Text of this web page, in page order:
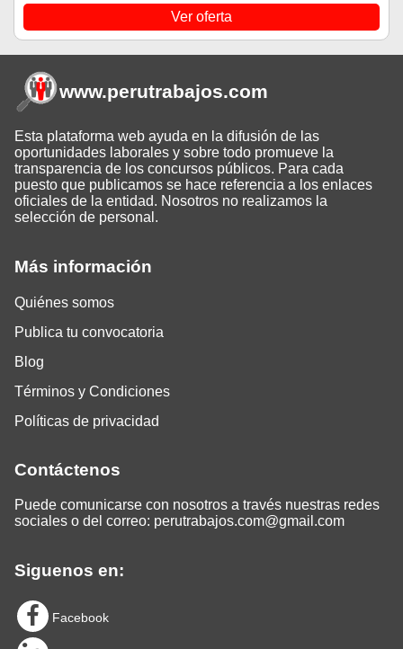
Ver oferta
Más información
Quiénes somos
Publica tu convocatoria
Blog
Términos y Condiciones
Políticas de privacidad
Contáctenos
Puede comunicarse con nosotros a través nuestras redes
sociales o del correo: perutrabajos.com@gmail.com
Siguenos en:
Facebook
www.perutrabajos.com
Esta plataforma web ayuda en la difusión de las
oportunidades laborales y sobre todo promueve la
transparencia de los concursos públicos. Para cada
puesto que publicamos se hace referencia a los enlaces
oficiales de la entidad. Nosotros no realizamos la
selección de personal.